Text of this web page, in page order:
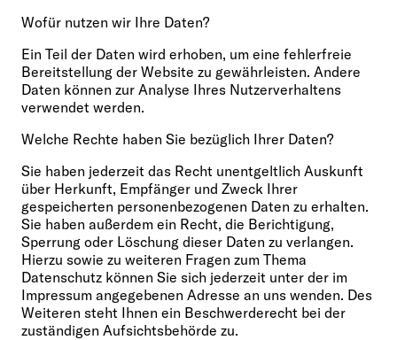
Wofür nutzen wir Ihre Daten?
Ein Teil der Daten wird erhoben, um eine fehlerfreie
Bereitstellung der Website zu gewährleisten. Andere
Daten können zur Analyse Ihres Nutzerverhaltens
verwendet werden.
Welche Rechte haben Sie bezüglich Ihrer Daten?
Sie haben jederzeit das Recht unentgeltlich Auskunft
über Herkunft, Empfänger und Zweck Ihrer
gespeicherten personenbezogenen Daten zu erhalten.
Sie haben außerdem ein Recht, die Berichtigung,
Sperrung oder Löschung dieser Daten zu verlangen.
Hierzu sowie zu weiteren Fragen zum Thema
Datenschutz können Sie sich jederzeit unter der im
Impressum angegebenen Adresse an uns wenden. Des
Weiteren steht Ihnen ein Beschwerderecht bei der
zuständigen Aufsichtsbehörde zu.